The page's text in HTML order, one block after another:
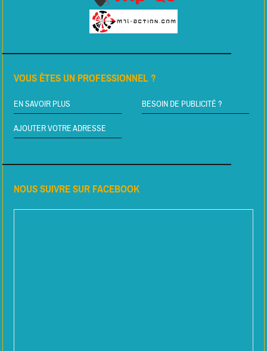
VOUS ÊTES UN PROFESSIONNEL ?
EN SAVOIR PLUS BESOIN DE PUBLICITÉ ?
AJOUTER VOTRE ADRESSE
NOUS SUIVRE SUR FACEBOOK